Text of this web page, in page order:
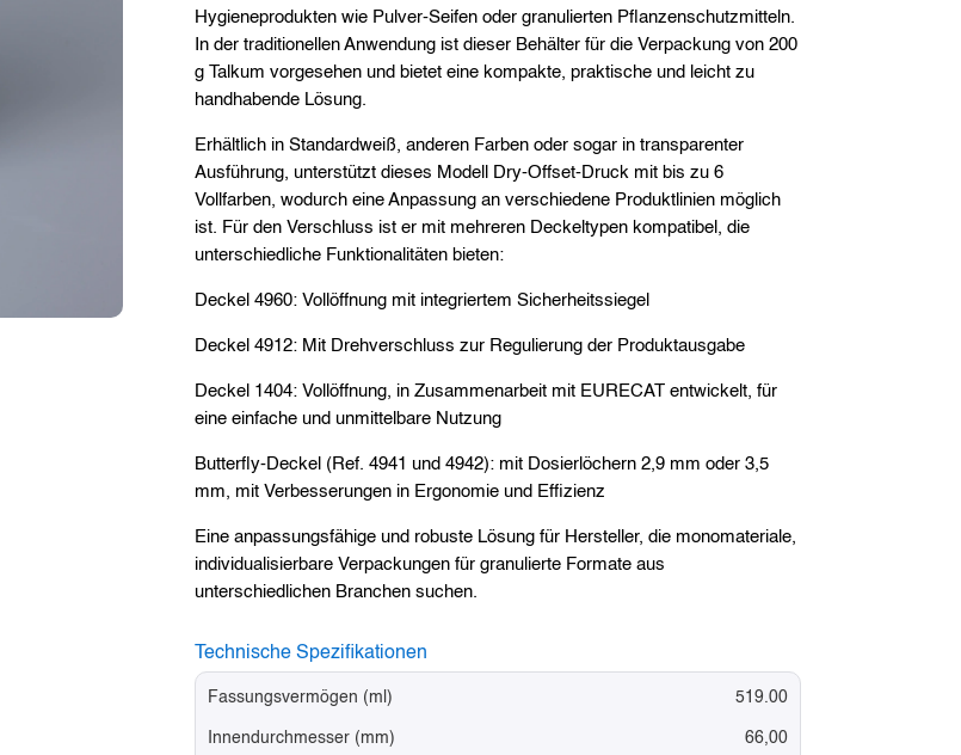
Hygieneprodukten wie Pulver-Seifen oder granulierten Pflanzenschutzmitteln.
In der traditionellen Anwendung ist dieser Behälter für die Verpackung von 200
g Talkum vorgesehen und bietet eine kompakte, praktische und leicht zu
handhabende Lösung.
Erhältlich in Standardweiß, anderen Farben oder sogar in transparenter
Ausführung, unterstützt dieses Modell Dry-Offset-Druck mit bis zu 6
Vollfarben, wodurch eine Anpassung an verschiedene Produktlinien möglich
ist. Für den Verschluss ist er mit mehreren Deckeltypen kompatibel, die
unterschiedliche Funktionalitäten bieten:
Deckel 4960: Vollöffnung mit integriertem Sicherheitssiegel
Deckel 4912: Mit Drehverschluss zur Regulierung der Produktausgabe
Deckel 1404: Vollöffnung, in Zusammenarbeit mit EURECAT entwickelt, für
eine einfache und unmittelbare Nutzung
Butterfly-Deckel (Ref. 4941 und 4942): mit Dosierlöchern 2,9 mm oder 3,5
mm, mit Verbesserungen in Ergonomie und Effizienz
Eine anpassungsfähige und robuste Lösung für Hersteller, die monomateriale,
individualisierbare Verpackungen für granulierte Formate aus
unterschiedlichen Branchen suchen.
Technische Spezifikationen
Fassungsvermögen (ml)
Innendurchmesser (mm)
519.00
66,00